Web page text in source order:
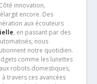
innovation,
encore. Des
aux écouteurs
, en passant par des
nous
notre quotidien.
comme les lunettes
robots domestiques,
travers ces avancées